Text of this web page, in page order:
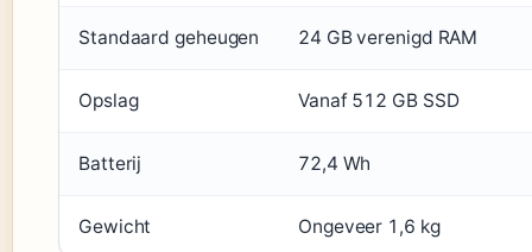
Standaard geheugen 24 GB verenigd RAM
Opslag Vanaf 512 GB SSD
Batterij 72,4 Wh
Gewicht Ongeveer 1,6 kg